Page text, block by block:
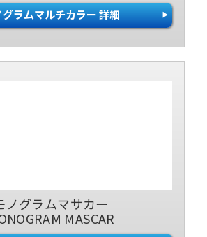
グラムマルチカラー 詳細
ノグラムマサカー
MASCAR